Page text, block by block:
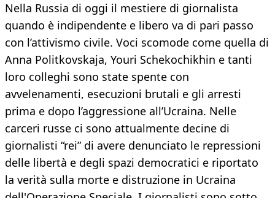
Nella Russia di oggi il mestiere di giornalista
quando è indipendente e libero va di pari passo
con l’attivismo civile. Voci scomode come quella di
Anna Politkovskaja, Youri Schekochikhin e tanti
loro colleghi sono state spente con
avvelenamenti, esecuzioni brutali e gli arresti
prima e dopo l’aggressione all’Ucraina. Nelle
carceri russe ci sono attualmente decine di
giornalisti “rei” di avere denunciato le repressioni
delle libertà e degli spazi democratici e riportato
la verità sulla morte e distruzione in Ucraina